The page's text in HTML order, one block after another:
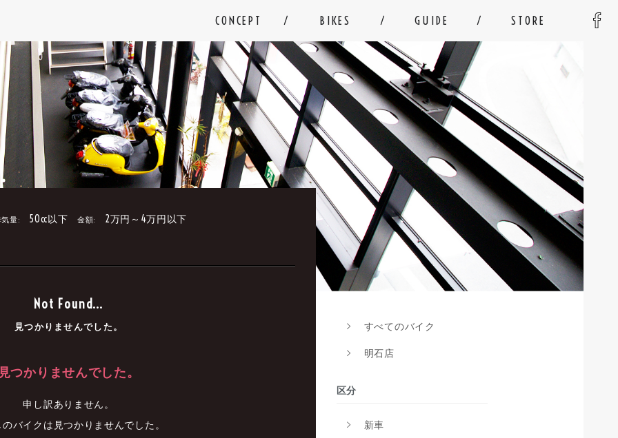
CONCEPT BIKES GUIDE STORE
気量: 50cc以下 金額: 2万円～4万円以下
Not Found...
見つかりませんでした。
見つかりませんでした。
申し訳ありません。
バイクは見つかりませんでした。
すべてのバイク
明石店
区分
新車
中古車